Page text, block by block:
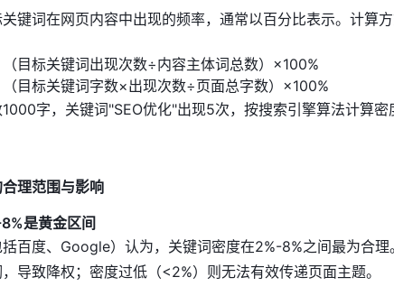
键词在网页内容中出现的频率，通常以百分比表示。计算方
目标关键词出现次数÷内容主体词总数）×100%
目标关键词字数×出现次数÷页面总字数）×100%
字，关键词"SEO优化"出现5次，按搜索引擎算法计算
理范围与影响
是黄金区间
百度、Google）认为，关键词密度在2%-8%之间最为合
导致降权；密度过低（<2%）则无法有效传递页面主题。